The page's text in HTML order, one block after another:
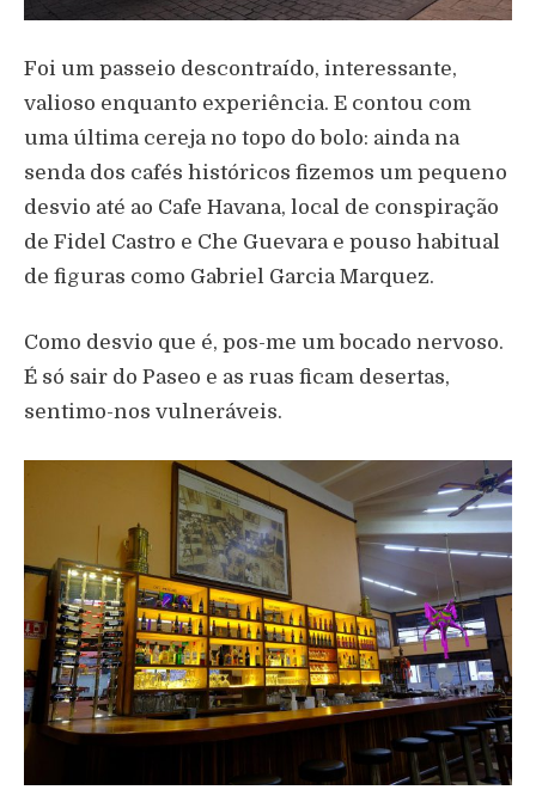
Foi um passeio descontraído, interessante,
valioso enquanto experiência. E contou com
uma última cereja no topo do bolo: ainda na
senda dos cafés históricos fizemos um pequeno
desvio até ao Cafe Havana, local de conspiração
de Fidel Castro e Che Guevara e pouso habitual
de figuras como Gabriel Garcia Marquez.
Como desvio que é, pos-me um bocado nervoso.
É só sair do Paseo e as ruas ficam desertas,
sentimo-nos vulneráveis.